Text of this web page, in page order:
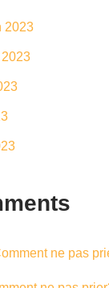
2023
ne pas